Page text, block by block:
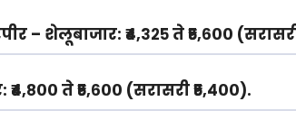
– शेलूबाजार: ₹४,३२५ ते ₹५,६००
₹४,८०० ते ₹५,६०० (सरासरी ₹५,४००).